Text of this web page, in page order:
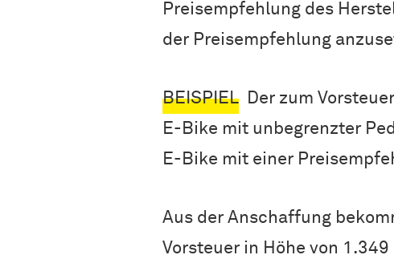
Preisempfehlung des
der Preisempfehlung
BEISPIELDer zum
E-Bike mit unbegrenzter
E-Bike mit einer
Aus der Anschaffung
Vorsteuer in Höhe von